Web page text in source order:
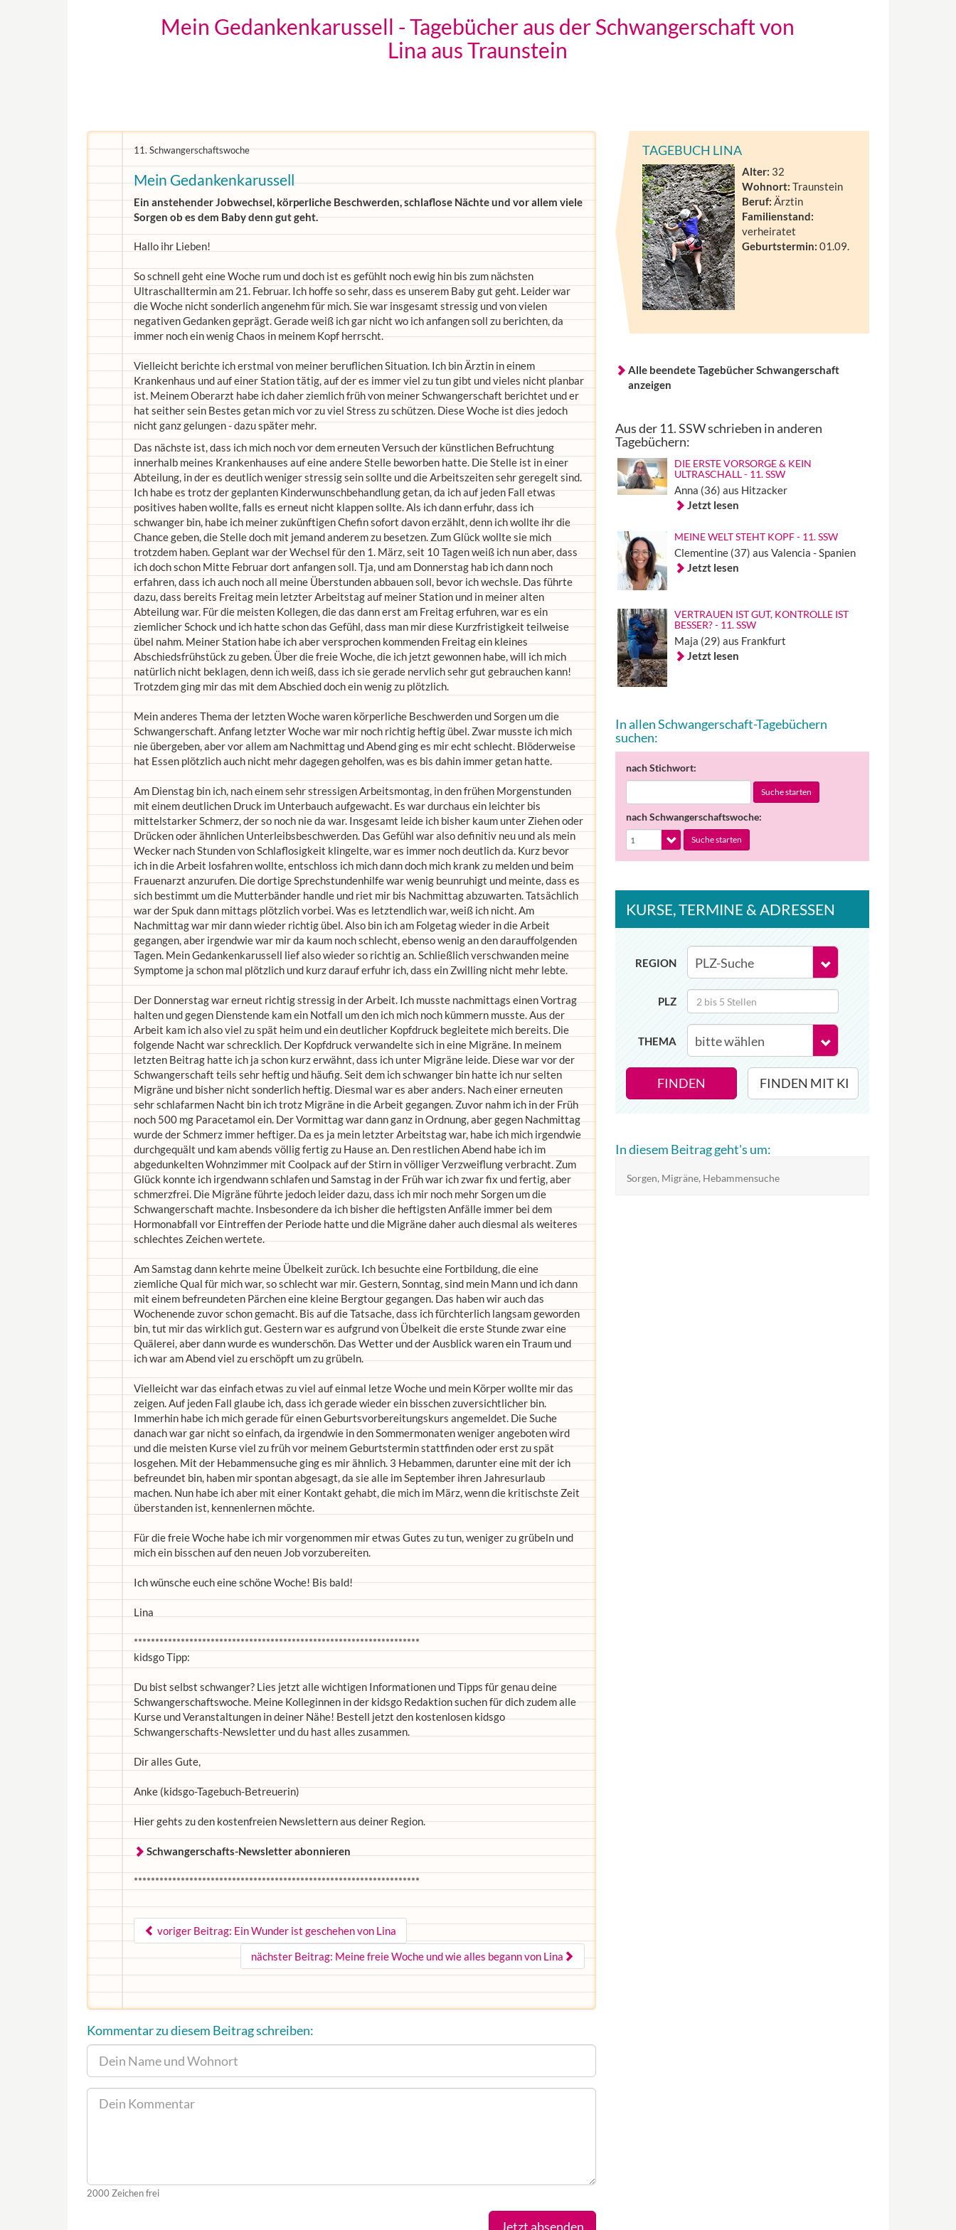
Mein Gedankenkarussell - Tagebücher aus der Schwangerschaft von
Lina aus Traunstein
11. Schwangerschaftswoche
Mein Gedankenkarussell
Ein anstehender Jobwechsel, körperliche Beschwerden, schlaflose Nächte und vor allem viele
Sorgen ob es dem Baby denn gut geht.
Hallo ihr Lieben!
So schnell geht eine Woche rum und doch ist es gefühlt noch ewig hin bis zum nächsten
Ultraschalltermin am 21. Februar. Ich hoffe so sehr, dass es unserem Baby gut geht. Leider war
die Woche nicht sonderlich angenehm für mich. Sie war insgesamt stressig und von vielen
negativen Gedanken geprägt. Gerade weiß ich gar nicht wo ich anfangen soll zu berichten, da
immer noch ein wenig Chaos in meinem Kopf herrscht.
Vielleicht berichte ich erstmal von meiner beruflichen Situation. Ich bin Ärztin in einem
Krankenhaus und auf einer Station tätig, auf der es immer viel zu tun gibt und vieles nicht planbar
ist. Meinem Oberarzt habe ich daher ziemlich früh von meiner Schwangerschaft berichtet und er
hat seither sein Bestes getan mich vor zu viel Stress zu schützen. Diese Woche ist dies jedoch
nicht ganz gelungen - dazu später mehr.
Das nächste ist, dass ich mich noch vor dem erneuten Versuch der künstlichen Befruchtung
innerhalb meines Krankenhauses auf eine andere Stelle beworben hatte. Die Stelle ist in einer
Abteilung, in der es deutlich weniger stressig sein sollte und die Arbeitszeiten sehr geregelt sind.
Ich habe es trotz der geplanten Kinderwunschbehandlung getan, da ich auf jeden Fall etwas
positives haben wollte, falls es erneut nicht klappen sollte. Als ich dann erfuhr, dass ich
schwanger bin, habe ich meiner zukünftigen Chefin sofort davon erzählt, denn ich wollte ihr die
Chance geben, die Stelle doch mit jemand anderem zu besetzen. Zum Glück wollte sie mich
trotzdem haben. Geplant war der Wechsel für den 1. März, seit 10 Tagen weiß ich nun aber, dass
ich doch schon Mitte Februar dort anfangen soll. Tja, und am Donnerstag hab ich dann noch
erfahren, dass ich auch noch all meine Überstunden abbauen soll, bevor ich wechsle. Das führte
dazu, dass bereits Freitag mein letzter Arbeitstag auf meiner Station und in meiner alten
Abteilung war. Für die meisten Kollegen, die das dann erst am Freitag erfuhren, war es ein
ziemlicher Schock und ich hatte schon das Gefühl, dass man mir diese Kurzfristigkeit teilweise
übel nahm. Meiner Station habe ich aber versprochen kommenden Freitag ein kleines
Abschiedsfrühstück zu geben. Über die freie Woche, die ich jetzt gewonnen habe, will ich mich
natürlich nicht beklagen, denn ich weiß, dass ich sie gerade nervlich sehr gut gebrauchen kann!
Trotzdem ging mir das mit dem Abschied doch ein wenig zu plötzlich.
Mein anderes Thema der letzten Woche waren körperliche Beschwerden und Sorgen um die
Schwangerschaft. Anfang letzter Woche war mir noch richtig heftig übel. Zwar musste ich mich
nie übergeben, aber vor allem am Nachmittag und Abend ging es mir echt schlecht. Blöderweise
hat Essen plötzlich auch nicht mehr dagegen geholfen, was es bis dahin immer getan hatte.
Am Dienstag bin ich, nach einem sehr stressigen Arbeitsmontag, in den frühen Morgenstunden
mit einem deutlichen Druck im Unterbauch aufgewacht. Es war durchaus ein leichter bis
mittelstarker Schmerz, der so noch nie da war. Insgesamt leide ich bisher kaum unter Ziehen oder
Drücken oder ähnlichen Unterleibsbeschwerden. Das Gefühl war also definitiv neu und als mein
Wecker nach Stunden von Schlaflosigkeit klingelte, war es immer noch deutlich da. Kurz bevor
ich in die Arbeit losfahren wollte, entschloss ich mich dann doch mich krank zu melden und beim
Frauenarzt anzurufen. Die dortige Sprechstundenhilfe war wenig beunruhigt und meinte, dass es
sich bestimmt um die Mutterbänder handle und riet mir bis Nachmittag abzuwarten. Tatsächlich
war der Spuk dann mittags plötzlich vorbei. Was es letztendlich war, weiß ich nicht. Am
Nachmittag war mir dann wieder richtig übel. Also bin ich am Folgetag wieder in die Arbeit
gegangen, aber irgendwie war mir da kaum noch schlecht, ebenso wenig an den darauffolgenden
Tagen. Mein Gedankenkarussell lief also wieder so richtig an. Schließlich verschwanden meine
Symptome ja schon mal plötzlich und kurz darauf erfuhr ich, dass ein Zwilling nicht mehr lebte.
Der Donnerstag war erneut richtig stressig in der Arbeit. Ich musste nachmittags einen Vortrag
halten und gegen Dienstende kam ein Notfall um den ich mich noch kümmern musste. Aus der
Arbeit kam ich also viel zu spät heim und ein deutlicher Kopfdruck begleitete mich bereits. Die
folgende Nacht war schrecklich. Der Kopfdruck verwandelte sich in eine Migräne. In meinem
letzten Beitrag hatte ich ja schon kurz erwähnt, dass ich unter Migräne leide. Diese war vor der
Schwangerschaft teils sehr heftig und häufig. Seit dem ich schwanger bin hatte ich nur selten
Migräne und bisher nicht sonderlich heftig. Diesmal war es aber anders. Nach einer erneuten
sehr schlafarmen Nacht bin ich trotz Migräne in die Arbeit gegangen. Zuvor nahm ich in der Früh
noch 500 mg Paracetamol ein. Der Vormittag war dann ganz in Ordnung, aber gegen Nachmittag
wurde der Schmerz immer heftiger. Da es ja mein letzter Arbeitstag war, habe ich mich irgendwie
durchgequält und kam abends völlig fertig zu Hause an. Den restlichen Abend habe ich im
abgedunkelten Wohnzimmer mit Coolpack auf der Stirn in völliger Verzweiflung verbracht. Zum
Glück konnte ich irgendwann schlafen und Samstag in der Früh war ich zwar fix und fertig, aber
schmerzfrei. Die Migräne führte jedoch leider dazu, dass ich mir noch mehr Sorgen um die
Schwangerschaft machte. Insbesondere da ich bisher die heftigsten Anfälle immer bei dem
Hormonabfall vor Eintreffen der Periode hatte und die Migräne daher auch diesmal als weiteres
schlechtes Zeichen wertete.
Am Samstag dann kehrte meine Übelkeit zurück. Ich besuchte eine Fortbildung, die eine
ziemliche Qual für mich war, so schlecht war mir. Gestern, Sonntag, sind mein Mann und ich dann
mit einem befreundeten Pärchen eine kleine Bergtour gegangen. Das haben wir auch das
Wochenende zuvor schon gemacht. Bis auf die Tatsache, dass ich fürchterlich langsam geworden
bin, tut mir das wirklich gut. Gestern war es aufgrund von Übelkeit die erste Stunde zwar eine
Quälerei, aber dann wurde es wunderschön. Das Wetter und der Ausblick waren ein Traum und
ich war am Abend viel zu erschöpft um zu grübeln.
Vielleicht war das einfach etwas zu viel auf einmal letze Woche und mein Körper wollte mir das
zeigen. Auf jeden Fall glaube ich, dass ich gerade wieder ein bisschen zuversichtlicher bin.
Immerhin habe ich mich gerade für einen Geburtsvorbereitungskurs angemeldet. Die Suche
danach war gar nicht so einfach, da irgendwie in den Sommermonaten weniger angeboten wird
und die meisten Kurse viel zu früh vor meinem Geburtstermin stattfinden oder erst zu spät
losgehen. Mit der Hebammensuche ging es mir ähnlich. 3 Hebammen, darunter eine mit der ich
befreundet bin, haben mir spontan abgesagt, da sie alle im September ihren Jahresurlaub
machen. Nun habe ich aber mit einer Kontakt gehabt, die mich im März, wenn die kritischste Zeit
überstanden ist, kennenlernen möchte.
Für die freie Woche habe ich mir vorgenommen mir etwas Gutes zu tun, weniger zu grübeln und
mich ein bisschen auf den neuen Job vorzubereiten.
Ich wünsche euch eine schöne Woche! Bis bald!
Lina
*******************************************************************
kidsgo Tipp:
Du bist selbst schwanger? Lies jetzt alle wichtigen Informationen und Tipps für genau deine
Schwangerschaftswoche. Meine Kolleginnen in der kidsgo Redaktion suchen für dich zudem alle
Kurse und Veranstaltungen in deiner Nähe! Bestell jetzt den kostenlosen kidsgo
Schwangerschafts-Newsletter und du hast alles zusammen.
Dir alles Gute,
Anke (kidsgo-Tagebuch-Betreuerin)
Hier gehts zu den kostenfreien Newslettern aus deiner Region.
Schwangerschafts-Newsletter abonnieren
*******************************************************************
voriger Beitrag: Ein Wunder ist geschehen von Lina
nächster Beitrag: Meine freie Woche und wie alles begann von Lina
Kommentar zu diesem Beitrag schreiben:
2000 Zeichen frei
Jetzt absenden
TAGEBUCH LINA
Alter: 32
Wohnort: Traunstein
Beruf: Ärztin
Familienstand:
verheiratet
Geburtstermin: 01.09.
Alle beendete Tagebücher Schwangerschaft
anzeigen
Aus der 11. SSW schrieben in anderen
Tagebüchern:
DIE ERSTE VORSORGE & KEIN
ULTRASCHALL - 11. SSW
Anna (36) aus Hitzacker
Jetzt lesen
MEINE WELT STEHT KOPF - 11. SSW
Clementine (37) aus Valencia - Spanien
Jetzt lesen
VERTRAUEN IST GUT, KONTROLLE IST
BESSER? - 11. SSW
Maja (29) aus Frankfurt
Jetzt lesen
In allen Schwangerschaft-Tagebüchern
suchen:
nach Stichwort:
Suche starten
nach Schwangerschaftswoche:
Suche starten
KURSE, TERMINE & ADRESSEN
REGION
PLZ
THEMA
FINDEN FINDEN MIT KI
In diesem Beitrag geht's um:
Sorgen, Migräne, Hebammensuche